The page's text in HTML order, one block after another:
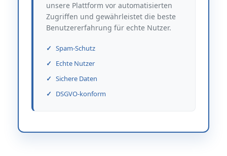
unsere Plattform vor automatisierten
Zugriffen und gewährleistet die beste
Benutzererfahrung für echte Nutzer.
Spam-Schutz
Echte Nutzer
Sichere Daten
DSGVO-konform